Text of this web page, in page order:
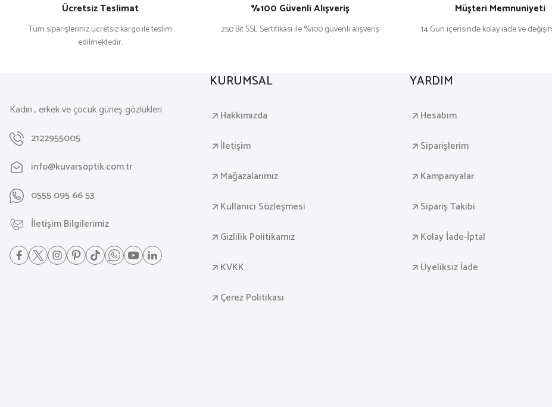
Ücretsiz Teslimat
Tüm siparişleriniz ücretsiz kargo ile teslim
edilmektedir.
%100 Güvenli Alışveriş
250 Bit SSL Sertifikası ile %100 güvenli alışveriş
Müşteri Memnuniyeti
14 Gün içerisinde kolay iade ve
Kadın , erkek ve çocuk güneş gözlükleri
2122955005
info@kuvarsoptik.com.tr
0555 095 66 53
İletişim Bilgilerimiz
KURUMSAL
Hakkımızda
İletişim
Mağazalarımız
Kullanıcı Sözleşmesi
Gizlilik Politikamız
KVKK
Çerez Politikası
YARDIM
Hesabım
Siparişlerim
Kampanyalar
Sipariş Takibi
Kolay İade-İptal
Üyeliksiz İade